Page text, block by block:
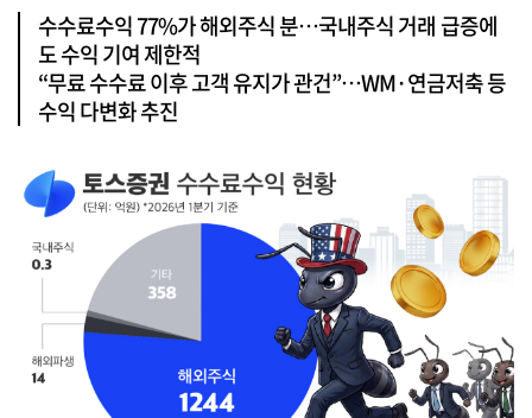
수수료수익 77%가 해외주식 분…국내주식 거래 급증에
도 수익 기여 제한적
“무료 수수료 이후 고객 유지가 관건”…WM·연금저축 등
수익 다변화 추진